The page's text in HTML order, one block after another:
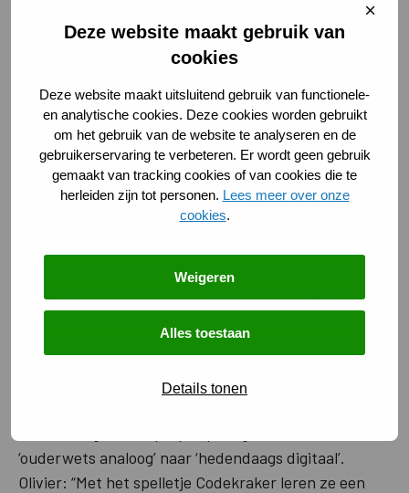
Deze website maakt gebruik van
cookies
Deze website maakt uitsluitend gebruik van functionele-
en analytische cookies. Deze cookies worden gebruikt
om het gebruik van de website te analyseren en de
gebruikerservaring te verbeteren. Er wordt geen gebruik
gemaakt van tracking cookies of van cookies die te
herleiden zijn tot personen. Lees meer over onze
cookies.
Weigeren
Alles toestaan
Details tonen
Sluit
alleen gebruikers maar ook makers.”
Stappen en logica
Tijdens de workshop worden de kinderen eerst
geïntroduceerd in de theorie. Olivier: “Ze leren wat
programmeren eigenlijk precies is. En ze ontdekken
wat er om hen heen allemaal geprogrammeerd is. Je
auto, van alles.” Vervolgens gaan ze aan de slag met
een praktische opdracht. Olivier: “Eerst gewoon op
eenvoudig plan om een poppetje van punt A naar
‘ouderwets analoog’ naar ‘hedendaags digitaal’.
Olivier: “Met het spelletje Codekraker leren ze een